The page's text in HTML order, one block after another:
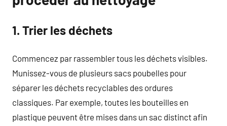
1. Trier les déchets
Commencez par rassembler tous les déchets visibles.
Munissez-vous de plusieurs sacs poubelles pour
séparer les déchets recyclables des ordures
classiques. Par exemple, toutes les bouteilles en
plastique peuvent être mises dans un sac distinct afin